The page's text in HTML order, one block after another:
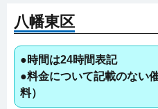
八幡東区
●時間は24時間表記
●料金について記載のない
料）